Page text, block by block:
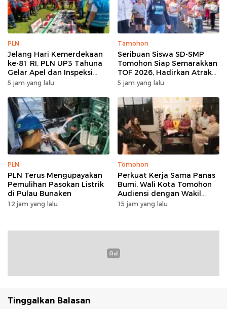
PLN
Jelang Hari Kemerdekaan
ke-81 RI, PLN UP3 Tahuna
Gelar Apel dan Inspeksi
Peralatan Guna Pastikan
Kepulauan Nusa Utara
5 jam yang lalu
Tamohon
Seribuan Siswa SD-SMP
Tomohon Siap Semarakkan
TOF 2026, Hadirkan Atraksi
Kolosal dan Harmoni Seni
5 jam yang lalu
PLN
PLN Terus Mengupayakan
Pemulihan Pasokan Listrik
di Pulau Bunaken
12 jam yang lalu
Tomohon
Perkuat Kerja Sama Panas
Bumi, Wali Kota Tomohon
Audiensi dengan Wakil
Dubes Selandia Baru
15 jam yang lalu
Tinggalkan Balasan